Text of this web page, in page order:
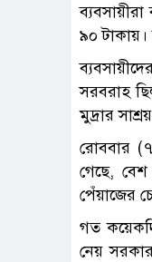
৯০
সরবরাহ
মুদ্রার
রোববার
গেছে,
পেঁয়াজের
গত
নেয়